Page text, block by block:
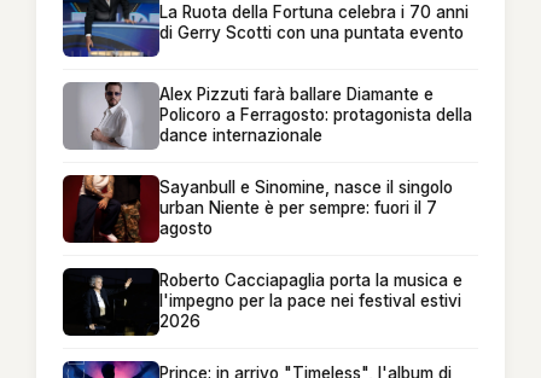
La Ruota della Fortuna celebra i 70 anni
di Gerry Scotti con una puntata evento
Alex Pizzuti farà ballare Diamante e
Policoro a Ferragosto: protagonista della
dance internazionale
Sayanbull e Sinomine, nasce il singolo
urban Niente è per sempre: fuori il 7
agosto
Roberto Cacciapaglia porta la musica e
l'impegno per la pace nei festival estivi
2026
Prince: in arrivo "Timeless", l'album di